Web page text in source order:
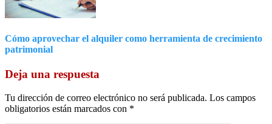
Cómo aprovechar el alquiler como herramienta de crecimiento
patrimonial
Deja una respuesta
Tu dirección de correo electrónico no será publicada. Los campos
obligatorios están marcados con *